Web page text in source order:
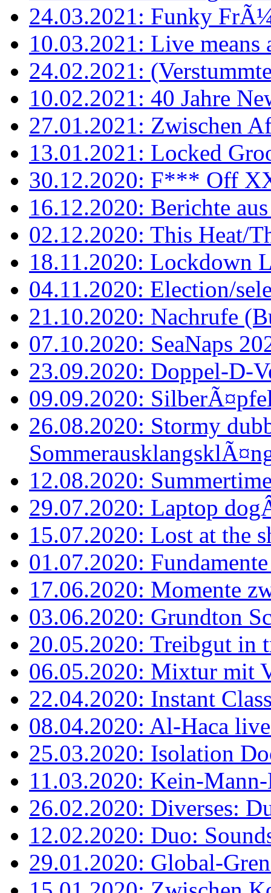
24.03.2021: Funky
10.03.2021: Live means
24.02.2021:
10.02.2021: 40 Jahre
27.01.2021: Zwischen
13.01.2021: Locked
30.12.2020: F*** Off
16.12.2020: Berichte
02.12.2020: This Heat/
18.11.2020: Lockdown
04.11.2020: Election/
21.10.2020: Nachrufe
07.10.2020: SeaNaps
23.09.2020: Doppel-D-
09.09.2020:
26.08.2020: Stormy
12.08.2020:
29.07.2020: Laptop
15.07.2020: Lost at the
01.07.2020:
17.06.2020: Momente
03.06.2020: Grundton
20.05.2020: Treibgut in
06.05.2020: Mixtur mit
22.04.2020: Instant
08.04.2020: Al-Haca
25.03.2020: Isolation
11.03.2020: Kein-
26.02.2020: Diverses:
12.02.2020: Duo:
29.01.2020: Global-